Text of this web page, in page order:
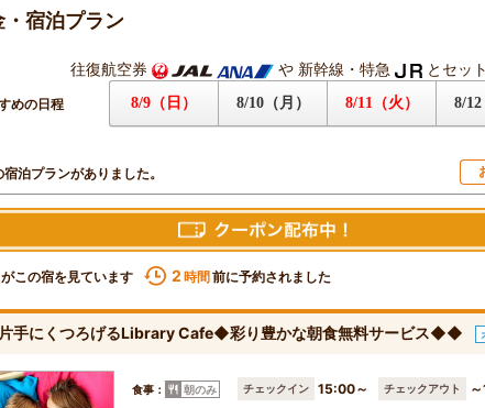
宿泊プラン
往復航空券 や 新幹線・特急 とセッ
めの日程 8/9（日） 8/10（月） 8/11（火） 8/12
宿泊プランがありました。
この宿を見ています 2 時間 前に予約されました
手にくつろげるLibrary Cafe◆彩り豊かな朝食無料サービス◆◆
食事： 朝のみ チェックイン 15:00～ チェックアウト